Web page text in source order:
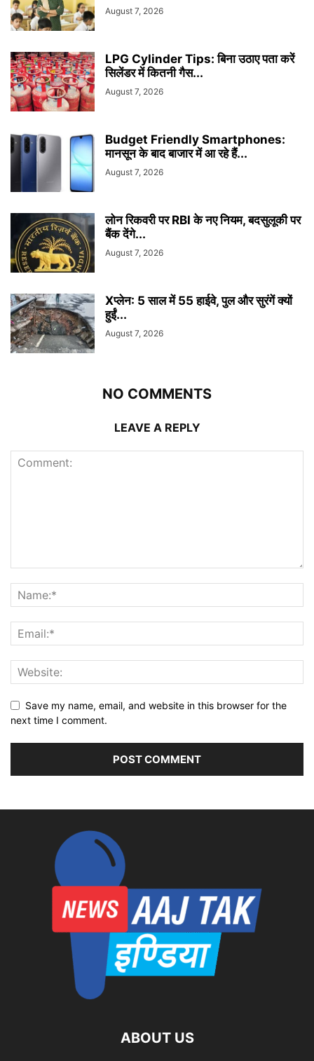
August 7, 2026
LPG Cylinder Tips: बिना उठाए पता करें
सिलेंडर में कितनी गैस...
August 7, 2026
Budget Friendly Smartphones:
मानसून के बाद बाजार में आ रहे हैं...
August 7, 2026
लोन रिकवरी पर RBI के नए नियम, बदसुलूकी पर
बैंक देंगे...
August 7, 2026
Xप्लेन: 5 साल में 55 हाईवे, पुल और सुरंगें क्यों
हुईं...
August 7, 2026
NO COMMENTS
LEAVE A REPLY
Save my name, email, and website in this browser for the
next time I comment.
ABOUT US